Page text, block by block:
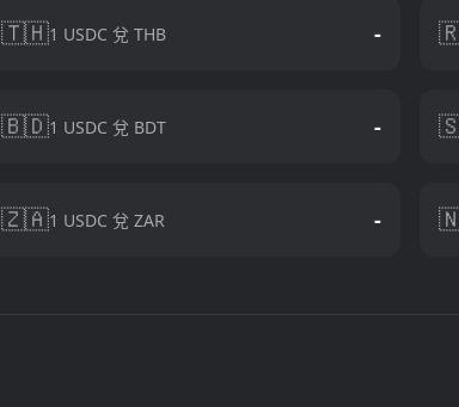
🇹🇭1 USDC 兌 THB -
🇧🇩1 USDC 兌 BDT -
🇿🇦1 USDC 兌 ZAR -